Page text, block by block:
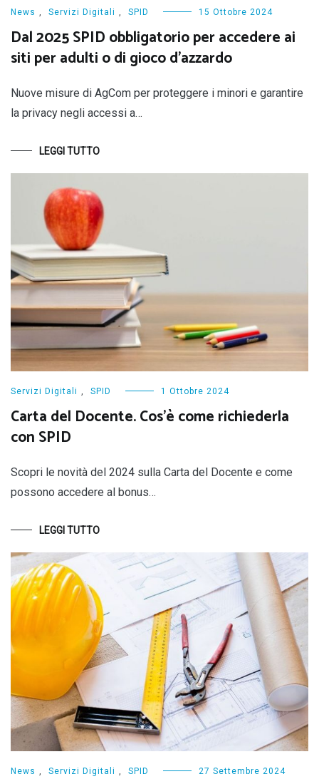
News Servizi Digitali SPID 15 Ottobre 2024
Dal 2025 SPID obbligatorio per accedere ai
siti per adulti o di gioco d’azzardo
Nuove misure di AgCom per proteggere i minori e garantire
la privacy negli accessi a…
LEGGI TUTTO
Servizi Digitali , SPID 1 Ottobre 2024
Carta del Docente. Cos’è come richiederla
con SPID
Scopri le novità del 2024 sulla Carta del Docente e come
possono accedere al bonus…
LEGGI TUTTO
News , Servizi Digitali , SPID 27 Settembre 2024